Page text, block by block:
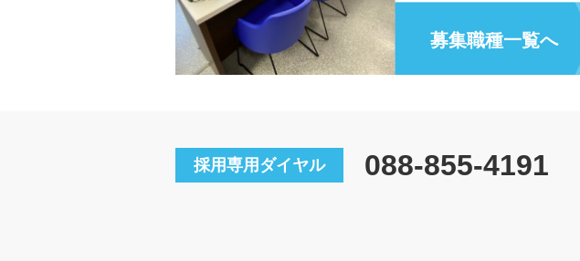
募集職種一覧へ
採用専用ダイヤル 088-855-4191